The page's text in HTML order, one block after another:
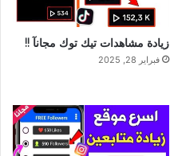
زيادة مشاهدات تيك توك مجانآ !!
فبراير 28, 2025